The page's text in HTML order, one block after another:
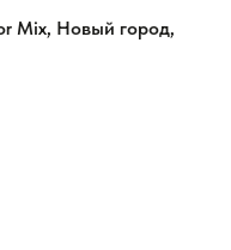
Mix, Новый город,